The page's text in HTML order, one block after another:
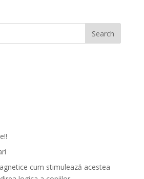
cum stimulează acestea